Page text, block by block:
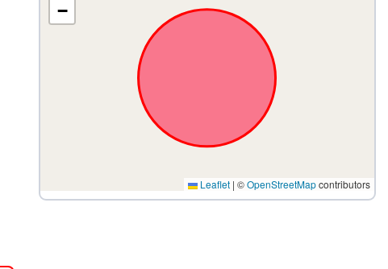
−
Leaflet | ©OpenStreetMapcontributors